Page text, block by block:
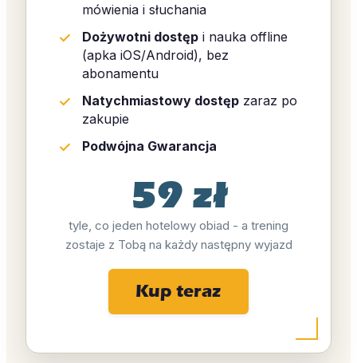
mówienia i słuchania
Dożywotni dostęp i nauka offline
(apka iOS/Android), bez
abonamentu
Natychmiastowy dostęp zaraz po
zakupie
Podwójna Gwarancja
59 zł
tyle, co jeden hotelowy obiad - a trening
zostaje z Tobą na każdy następny wyjazd
Kup teraz